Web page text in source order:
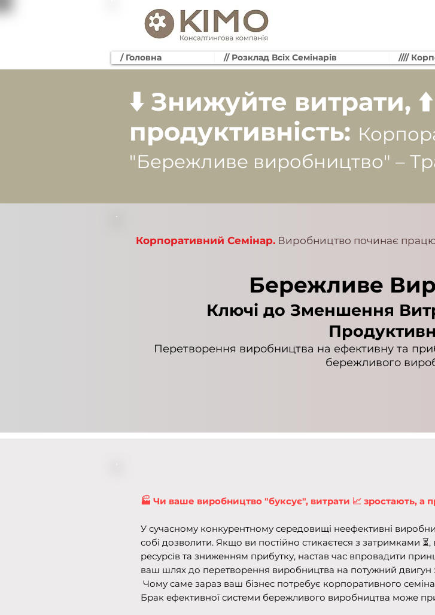
/ Головна // Розклад Всіх Семінарів ////
⬇️ Знижуйте витрати,
продуктивність:
"Бережливе виробництво" –
Корпоративний Семінар. Виробництво починає
Бережливе
Ключі до Зменшення
Перетворення виробництва на ефективну та
бережливого
🏭 Чи ваше виробництво "буксує", витрати 📈 зростають, а
У сучасному конкурентному середовищі неефективні
собі дозволити. Якщо ви постійно стикаєтеся з затримками
ресурсів та зниженням прибутку, настав час впровадити
ваш шлях до перетворення виробництва на потужний двигун
Чому саме зараз ваш бізнес потребує корпоративного
Брак ефективної системи бережливого виробництва може